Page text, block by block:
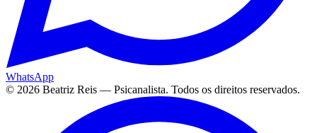
WhatsApp
© 2026 Beatriz Reis — Psicanalista. Todos os direitos reservados.